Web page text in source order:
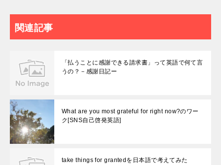
関連記事
「払うことに感謝できる請求書」って英語で何て言
うの？－感謝日記ー
What are you most grateful for right now?のワー
ク[SNS自己啓発英語]
take things for grantedを日本語で考えてみた